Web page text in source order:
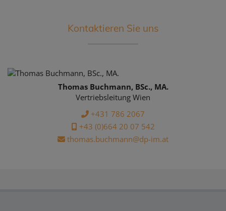
Kontaktieren Sie uns
Thomas Buchmann, BSc., MA.
Vertriebsleitung Wien
+431 786 2067
+43 (0)664 20 07 542
thomas.buchmann@dp-im.at